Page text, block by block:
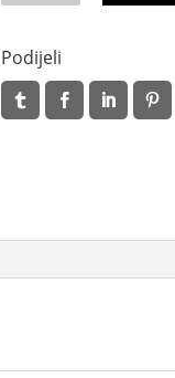
Podijeli